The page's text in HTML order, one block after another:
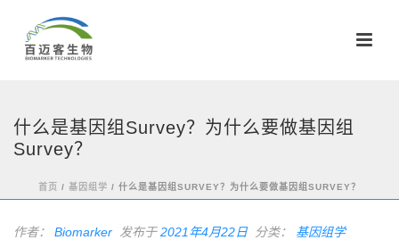
什么是基因组Survey？为什么要做基因组
Survey？
首页 / 基因组学 / 什么是基因组SURVEY？为什么要做基因组SURVEY？
作者： Biomarker 发布于2021年4月22日 分类： 基因组学